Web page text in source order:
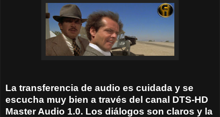
La transferencia de audio es cuidada y se
escucha muy bien a través del canal DTS-HD
Master Audio 1.0. Los diálogos son claros y la